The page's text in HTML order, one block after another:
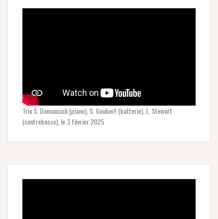
Trio S. Domancich (piano), S. Goubert (batterie), L. Stewart
(contrebasse), le 3 février 2025